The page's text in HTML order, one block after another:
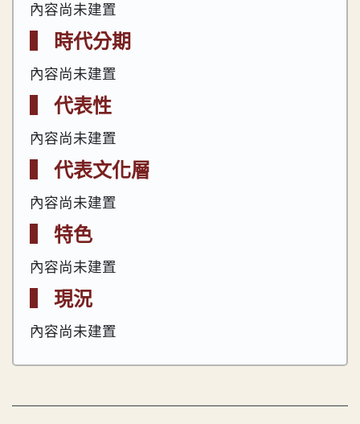
內容尚未建置
▍ 時代分期
內容尚未建置
▍ 代表性
內容尚未建置
▍ 代表文化層
內容尚未建置
▍ 特色
內容尚未建置
▍ 現況
內容尚未建置